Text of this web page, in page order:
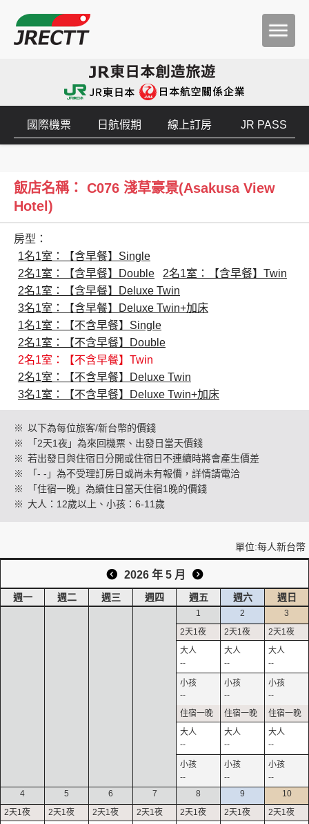
創造旅遊
國際機票 日航假期 線上訂房 JR PASS
飯店名稱： C076 淺草豪景(Asakusa View
Hotel)
房型：
1名1室：【含早餐】Single
2名1室：【含早餐】Double
2名1室：【含早餐】Twin
2名1室：【含早餐】Deluxe Twin
3名1室：【含早餐】Deluxe Twin+加床
1名1室：【不含早餐】Single
2名1室：【不含早餐】Double
2名1室：【不含早餐】Twin
2名1室：【不含早餐】Deluxe Twin
3名1室：【不含早餐】Deluxe Twin+加床
※ 以下為每位旅客/新台幣的價錢
※
「2天1夜」為來回機票、出發日當天價錢
※ 若出發日與住宿日分開或住宿日不連續時將會產生價差
※
「- -」為不受理訂房日或尚未有報價，詳情請電洽
※
「住宿一晚」為續住日當天住宿1晚的價錢
※ 大人：12歲以上、小孩：6-11歲
單位:每人新台幣
2026 年 5 月
週一 週二 週三 週四 週五 週六 週日
1
--
--
--
--
2
--
--
--
--
3
--
--
--
--
4
5 6 7 8 9 10